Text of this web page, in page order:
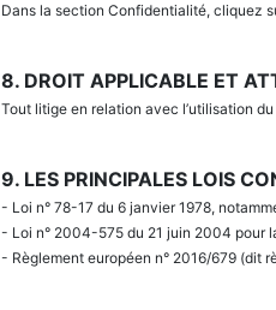
Dans la section Confidentialité, cliquez
8. DROIT APPLICABLE ET
Tout litige en relation avec l’utilisation
9. LES PRINCIPALES LOIS
- Loi n° 78-17 du 6 janvier 1978,
- Loi n° 2004-575 du 21 juin 2004 pour
- Règlement européen n° 2016/679 (dit